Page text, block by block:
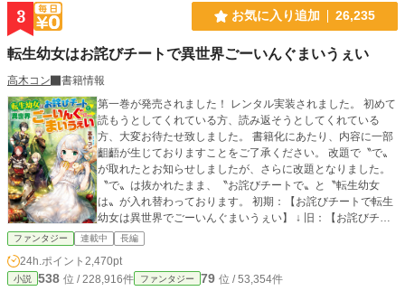
3 お気に入り追加 26,235
転生幼女はお詫びチートで異世界ごーいんぐまいうぇい
高木コン
書籍情報
第一巻が発売されました！ レンタル実装されました。 初めて
読もうとしてくれている方、読み返そうとしてくれている
方、大変お待たせ致しました。 書籍化にあたり、内容に一部
齟齬が生じておりますことをご了承ください。 改題で〝で〟
が取れたとお知らせしましたが、さらに改題となりました。
〝で〟は抜かれたまま、〝お詫びチートで〟と〝転生幼女
は〟が入れ替わっております。 初期：【お詫びチートで転生
幼女は異世界でごーいんぐまいうぇい】 ↓ 旧：【お詫びチー
トで転生幼女は異世界ごーいんぐまいうぇい】 ↓ 最新：【転
生幼女はお詫びチートで異世界ごーいんぐまいうぇい】 読者
の皆様、混乱させてしまい大変申し訳ありません。 ✂︎- - - - - -
- -キリトリ- - - - - - - - - - - ――神様達の見栄の張り合いに巻き
ファンタジー 連載中 長編
24h.ポイント 2,470pt
小説 538 位 / 228,916件 ファンタジー 79 位 / 53,354件